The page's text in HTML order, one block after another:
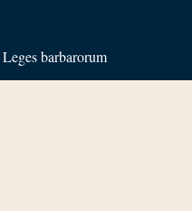
barbarorum